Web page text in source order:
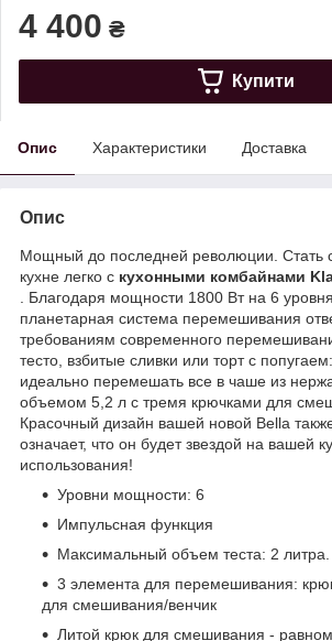
4 400 ₴
Купити
Опис Характеристики Доставка
Опис
Мощный до последней революции. Стать
кухне легко с кухонными комбайнами
. Благодаря мощности 1800 Вт на 6
планетарная система перемешивания
требованиям современного
тесто, взбитые сливки или торт с
идеально перемешать все в чаше из
объемом 5,2 л с тремя крючками для
Красочный дизайн вашей новой Bella
означает, что он будет звездой на вашей
использования!
Уровни мощности: 6
Импульсная функция
Максимальный объем теста: 2 литра.
3 элемента для перемешивания:
для смешивания/венчик
Литой крюк для смешивания -